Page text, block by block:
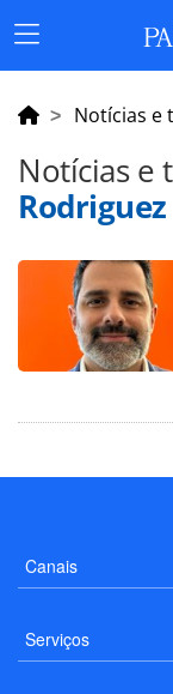
Menu
Principal
Notícias e
Notícias e
Rodriguez
Canais
Serviços